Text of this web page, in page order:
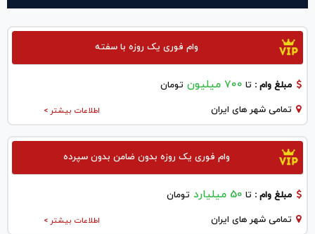
وام فوری یک روزه با سفته
مبلغ وام : تا 700 میلیون تومان
اطلاعات بیشتر > تمامی شهر های ایران
وام فوری یک روزه بدون ضامن بدون سپرده
مبلغ وام : تا 50 میلیارد تومان
اطلاعات بیشتر > تمامی شهر های ایران